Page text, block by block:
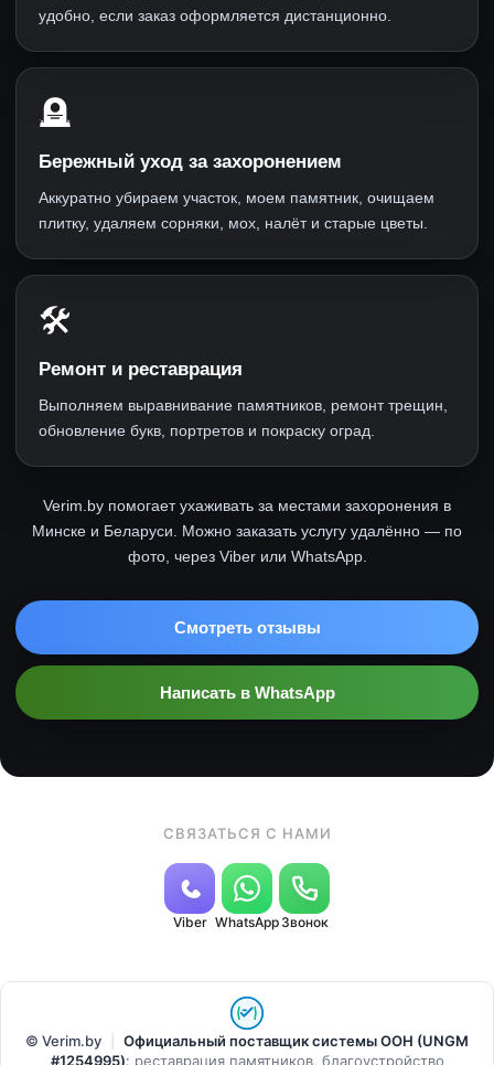
удобно, если заказ оформляется дистанционно.
🪦
Бережный уход за захоронением
Аккуратно убираем участок, моем памятник, очищаем
плитку, удаляем сорняки, мох, налёт и старые цветы.
🛠
Ремонт и реставрация
Выполняем выравнивание памятников, ремонт трещин,
обновление букв, портретов и покраску оград.
Verim.by помогает ухаживать за местами захоронения в
Минске и Беларуси. Можно заказать услугу удалённо — по
фото, через Viber или WhatsApp.
Смотреть отзывы
Написать в WhatsApp
СВЯЗАТЬСЯ С НАМИ
Viber WhatsApp Звонок
© Verim.by
Официальный поставщик системы ООН (UNGM
#1254995): реставрация памятников, благоустройство